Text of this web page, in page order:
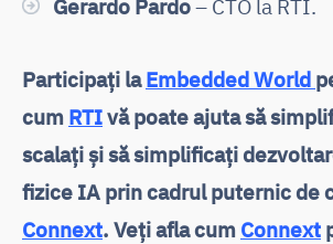
Gerardo Pardo– CTO la RTI.
Participați laEmbedded World
cum RTIvă poate ajuta să
scalați și să simplificați
fizice IA prin cadrul puternic de
Connext. Veți afla cum Connext